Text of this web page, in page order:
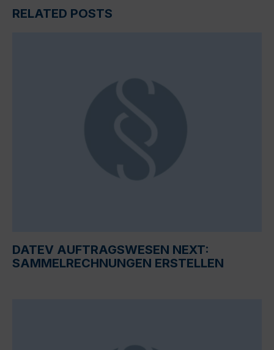
RELATED POSTS
DATEV AUFTRAGSWESEN NEXT:
SAMMELRECHNUNGEN ERSTELLEN